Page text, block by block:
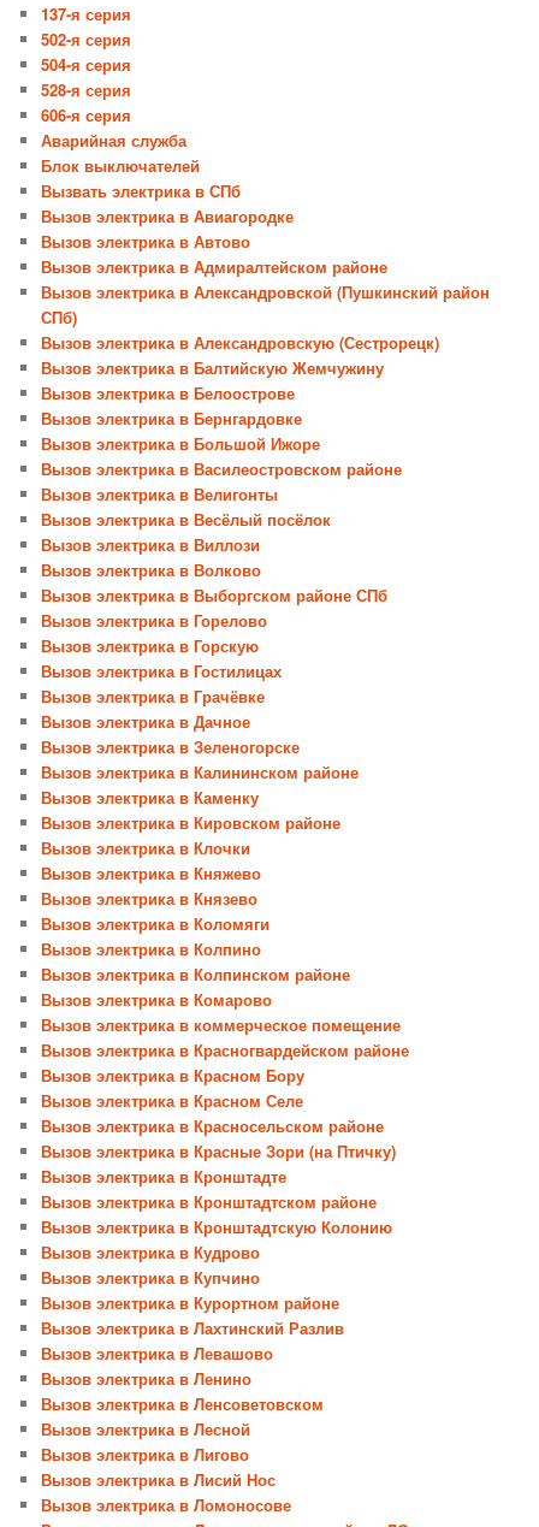
137-я серия
502-я серия
504-я серия
528-я серия
606-я серия
Аварийная служба
Блок выключателей
Вызвать электрика в СПб
Вызов электрика в Авиагородке
Вызов электрика в Автово
Вызов электрика в Адмиралтейском районе
Вызов электрика в Александровской (Пушкинский район
СПб)
Вызов электрика в Александровскую (Сестрорецк)
Вызов электрика в Балтийскую Жемчужину
Вызов электрика в Белоострове
Вызов электрика в Бернгардовке
Вызов электрика в Большой Ижоре
Вызов электрика в Василеостровском районе
Вызов электрика в Велигонты
Вызов электрика в Весёлый посёлок
Вызов электрика в Виллози
Вызов электрика в Волково
Вызов электрика в Выборгском районе СПб
Вызов электрика в Горелово
Вызов электрика в Горскую
Вызов электрика в Гостилицах
Вызов электрика в Грачёвке
Вызов электрика в Дачное
Вызов электрика в Зеленогорске
Вызов электрика в Калининском районе
Вызов электрика в Каменку
Вызов электрика в Кировском районе
Вызов электрика в Клочки
Вызов электрика в Княжево
Вызов электрика в Князево
Вызов электрика в Коломяги
Вызов электрика в Колпино
Вызов электрика в Колпинском районе
Вызов электрика в Комарово
Вызов электрика в коммерческое помещение
Вызов электрика в Красногвардейском районе
Вызов электрика в Красном Бору
Вызов электрика в Красном Селе
Вызов электрика в Красносельском районе
Вызов электрика в Красные Зори (на Птичку)
Вызов электрика в Кронштадте
Вызов электрика в Кронштадтском районе
Вызов электрика в Кронштадтскую Колонию
Вызов электрика в Кудрово
Вызов электрика в Купчино
Вызов электрика в Курортном районе
Вызов электрика в Лахтинский Разлив
Вызов электрика в Левашово
Вызов электрика в Ленино
Вызов электрика в Ленсоветовском
Вызов электрика в Лесной
Вызов электрика в Лигово
Вызов электрика в Лисий Нос
Вызов электрика в Ломоносове